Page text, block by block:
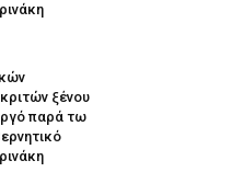
ξένου
παρά τω